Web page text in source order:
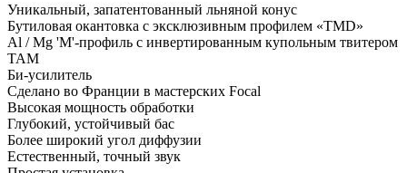
Уникальный, запатентованный льняной конус
Бутиловая окантовка с эксклюзивным профилем «TMD»
Al / Mg 'M'-профиль с инвертированным купольным твитером
TAM
Би-усилитель
Сделано во Франции в мастерских Focal
Высокая мощность обработки
Глубокий, устойчивый бас
Более широкий угол диффузии
Естественный, точный звук